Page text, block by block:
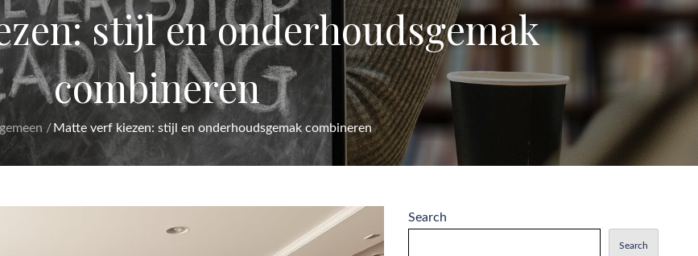
stijl en onderhoudsgemak
combineren
Matte verf kiezen: stijl en onderhoudsgemak combineren
Search
Search